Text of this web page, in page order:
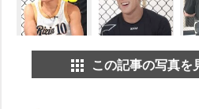
この記事の写真を